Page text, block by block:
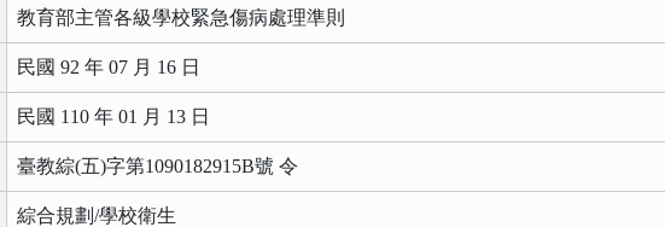
教育部主管各級學校緊急傷病處理準則
民國 92 年 07 月 16 日
民國 110 年 01 月 13 日
臺教綜(五)字第1090182915B號 令
綜合規劃/學校衛生